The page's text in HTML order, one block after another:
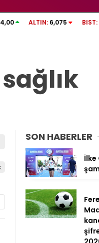
ALTIN: 6,075 BIST:
SON HABERLER
İlke